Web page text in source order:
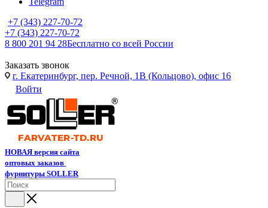
+7 (343) 227-70-72
+7 (343) 227-70-72
8 800 201 94 28Бесплатно со всей России
Заказать звонок
г. Екатеринбург, пер. Речной, 1В (Кольцово), офис 16
Войти
НОВАЯ версия сайта
оптовых заказов
фурнитуры SOLLER